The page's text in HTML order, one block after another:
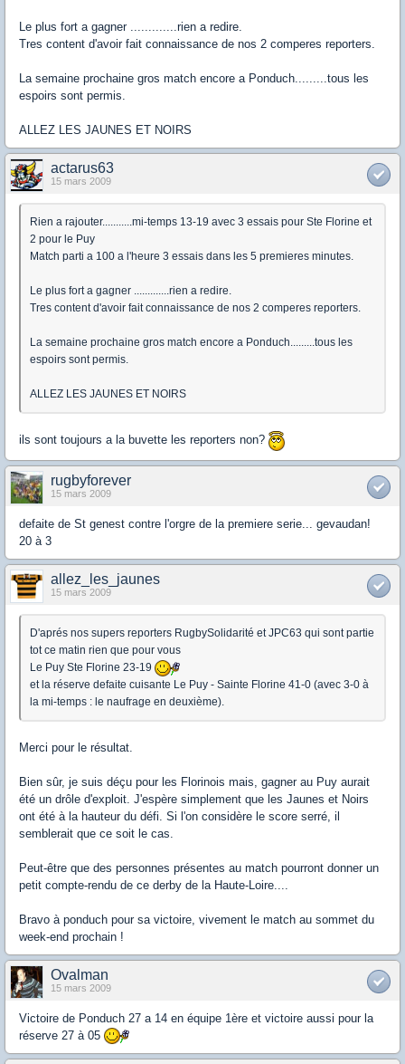
Le plus fort a gagner .............rien a redire.
Tres content d'avoir fait connaissance de nos 2 comperes reporters.
La semaine prochaine gros match encore a Ponduch.........tous les
espoirs sont permis.
ALLEZ LES JAUNES ET NOIRS
actarus63
15 mars 2009
Rien a rajouter...........mi-temps 13-19 avec 3 essais pour Ste Florine et
2 pour le Puy
Match parti a 100 a l'heure 3 essais dans les 5 premieres minutes.
Le plus fort a gagner .............rien a redire.
Tres content d'avoir fait connaissance de nos 2 comperes reporters.
La semaine prochaine gros match encore a Ponduch.........tous les
espoirs sont permis.
ALLEZ LES JAUNES ET NOIRS
ils sont toujours a la buvette les reporters non?
rugbyforever
15 mars 2009
defaite de St genest contre l'orgre de la premiere serie... gevaudan!
20 à 3
allez_les_jaunes
15 mars 2009
D'aprés nos supers reporters RugbySolidarité et JPC63 qui sont partie
tot ce matin rien que pour vous
Le Puy Ste Florine 23-19
et la réserve defaite cuisante Le Puy - Sainte Florine 41-0 (avec 3-0 à
la mi-temps : le naufrage en deuxième).
Merci pour le résultat.
Bien sûr, je suis déçu pour les Florinois mais, gagner au Puy aurait
été un drôle d'exploit. J'espère simplement que les Jaunes et Noirs
ont été à la hauteur du défi. Si l'on considère le score serré, il
semblerait que ce soit le cas.
Peut-être que des personnes présentes au match pourront donner un
petit compte-rendu de ce derby de la Haute-Loire....
Bravo à ponduch pour sa victoire, vivement le match au sommet du
week-end prochain !
Ovalman
15 mars 2009
Victoire de Ponduch 27 a 14 en équipe 1ère et victoire aussi pour la
réserve 27 à 05